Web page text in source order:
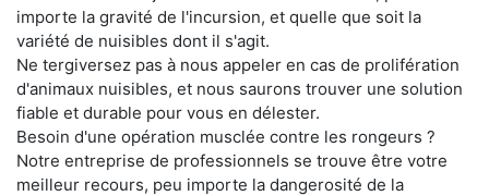
importe la gravité de l'incursion, et quelle que soit la
variété de nuisibles dont il s'agit.
Ne tergiversez pas à nous appeler en cas de prolifération
d'animaux nuisibles, et nous saurons trouver une solution
fiable et durable pour vous en délester.
Besoin d'une opération musclée contre les rongeurs ?
Notre entreprise de professionnels se trouve être votre
meilleur recours, peu importe la dangerosité de la